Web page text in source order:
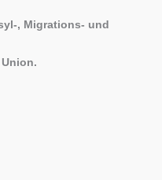
, Migrations- und